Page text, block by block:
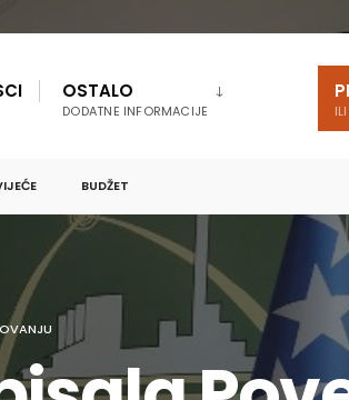
OSTALO
DODATNE INFORMACIJE
BUDŽET